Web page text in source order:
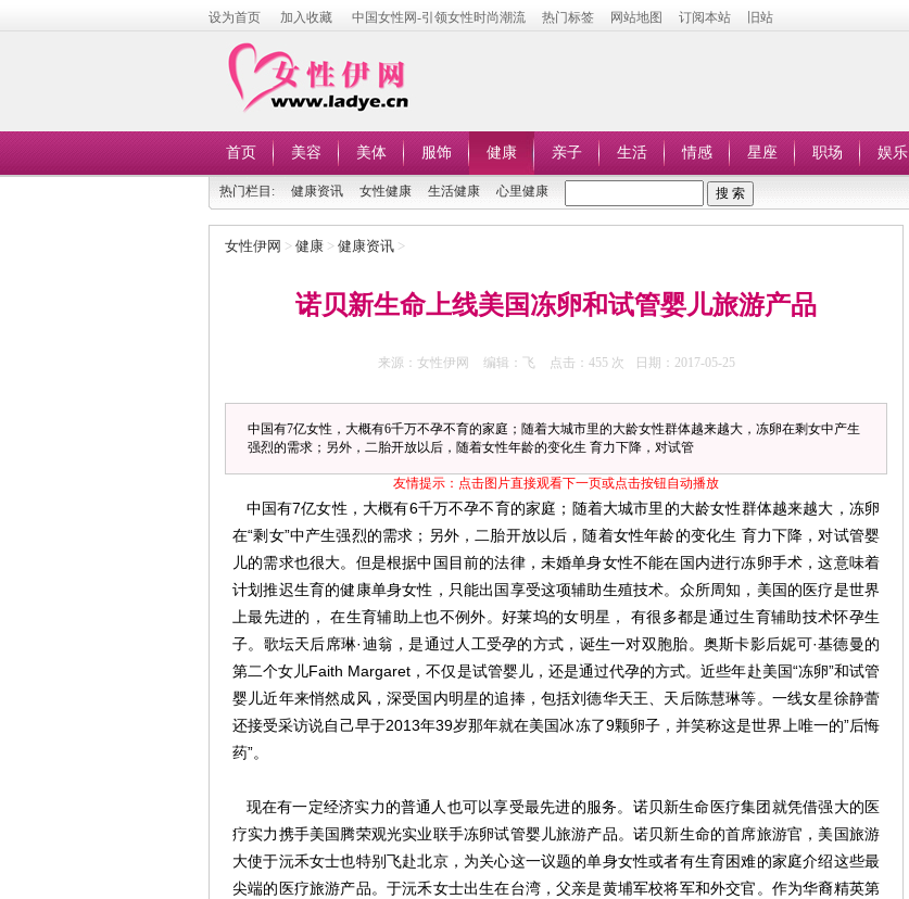
设为首页 加入收藏 中国女性网-引领女性时尚潮流 热门标签 网站地图 订阅本站 旧站
首页 美容 美体 服饰 健康 亲子 生活 情感 星座 职场 娱乐
热门栏目: 健康资讯 女性健康 生活健康 心里健康
女性伊网 > 健康 > 健康资讯 >
诺贝新生命上线美国冻卵和试管婴儿旅游产品
来源：女性伊网 编辑：飞 点击： 455 次 日期：2017-05-25
中国有7亿女性，大概有6千万不孕不育的家庭；随着大城市里的大龄女性群体越来越大，冻卵在剩女中产生
强烈的需求；另外，二胎开放以后，随着女性年龄的变化生 育力下降，对试管
友情提示：点击图片直接观看下一页或点击按钮自动播放
中国有7亿女性，大概有6千万不孕不育的家庭；随着大城市里的大龄女性群体越来越大，冻卵
在“剩女”中产生强烈的需求；另外，二胎开放以后，随着女性年龄的变化生 育力下降，对试管婴
儿的需求也很大。但是根据中国目前的法律，未婚单身女性不能在国内进行冻卵手术，这意味着
计划推迟生育的健康单身女性，只能出国享受这项辅助生殖技术。众所周知，美国的医疗是世界
上最先进的， 在生育辅助上也不例外。好莱坞的女明星， 有很多都是通过生育辅助技术怀孕生
子。歌坛天后席琳·迪翁，是通过人工受孕的方式，诞生一对双胞胎。奥斯卡影后妮可·基德曼的
第二个女儿Faith Margaret，不仅是试管婴儿，还是通过代孕的方式。近些年赴美国“冻卵”和试管
婴儿近年来悄然成风，深受国内明星的追捧，包括刘德华天王、天后陈慧琳等。一线女星徐静蕾
还接受采访说自己早于2013年39岁那年就在美国冰冻了9颗卵子，并笑称这是世界上唯一的”后悔
药”。
现在有一定经济实力的普通人也可以享受最先进的服务。诺贝新生命医疗集团就凭借强大的医
疗实力携手美国腾荣观光实业联手冻卵试管婴儿旅游产品。诺贝新生命的首席旅游官，美国旅游
大使于沅禾女士也特别飞赴北京，为关心这一议题的单身女性或者有生育困难的家庭介绍这些最
尖端的医疗旅游产品。于沅禾女士出生在台湾，父亲是黄埔军校将军和外交官。作为华裔精英第